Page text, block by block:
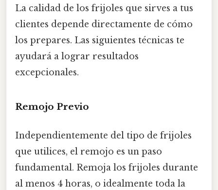
La calidad de los frijoles que sirves a tus
clientes depende directamente de cómo
los prepares. Las siguientes técnicas te
ayudará a lograr resultados
excepcionales.
Remojo Previo
Independientemente del tipo de frijoles
que utilices, el remojo es un paso
fundamental. Remoja los frijoles durante
al menos 4 horas, o idealmente toda la